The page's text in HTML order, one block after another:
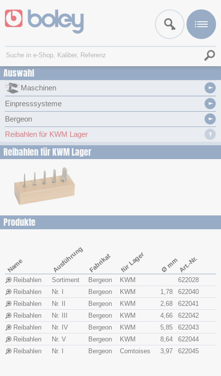
Auswahl
Maschinen
Einpresssysteme
Bergeon
Reibahlen für KWM Lager
Reibahlen für KWM Lager
Produkte
Name Ausführung Fabrikat für Lager Ø mmArt.-Nr.
Reibahlen Sortiment Bergeon KWM
622028
Reibahlen
Nr. I Bergeon KWM 1,78
622040
Reibahlen
Nr. II Bergeon KWM 2,68
622041
Reibahlen
Nr. III Bergeon KWM 4,66
622042
Reibahlen
Nr. IV Bergeon KWM 5,85
622043
Reibahlen
Nr. V Bergeon KWM 8,64
622044
Reibahlen
Nr. I Bergeon Comtoises 3,97 622045